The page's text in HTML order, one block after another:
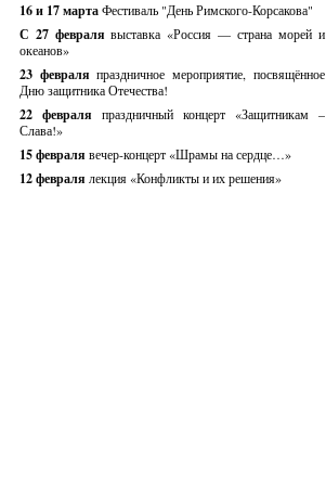
16 и 17 мартаФестиваль "День Римского-Корсакова"
С 27 февралявыставка «Россия — страна морей и
океанов»
23 февраляпраздничное мероприятие, посвящённое
Дню защитника Отечества!
22 февраля праздничный концерт «Защитникам –
Слава!»
15 февраля вечер-концерт «Шрамы на сердце…»
12 февраля лекция «Конфликты и их решения»